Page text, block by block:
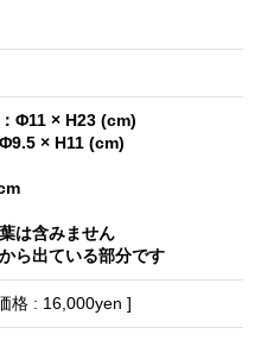
Φ11 × H23 (cm)
× H11 (cm)
は含みません
ら出ている部分です
格 : 16,000yen ]